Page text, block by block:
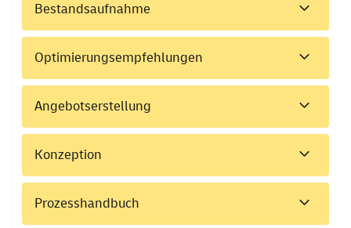
Bestandsaufnahme
Optimierungsempfehlungen
Angebotserstellung
Konzeption
Prozesshandbuch